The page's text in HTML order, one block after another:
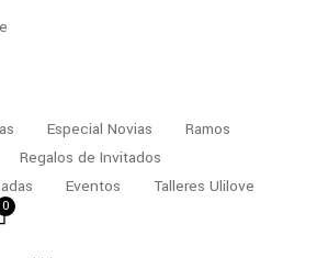
Especial Novias
Ramos
Regalos de Invitados
Eventos
Talleres Ulilove
0